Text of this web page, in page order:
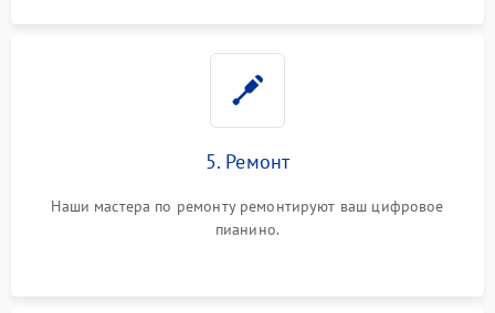
5. Ремонт
Наши мастера по ремонту ремонтируют ваш цифровое
пианино.